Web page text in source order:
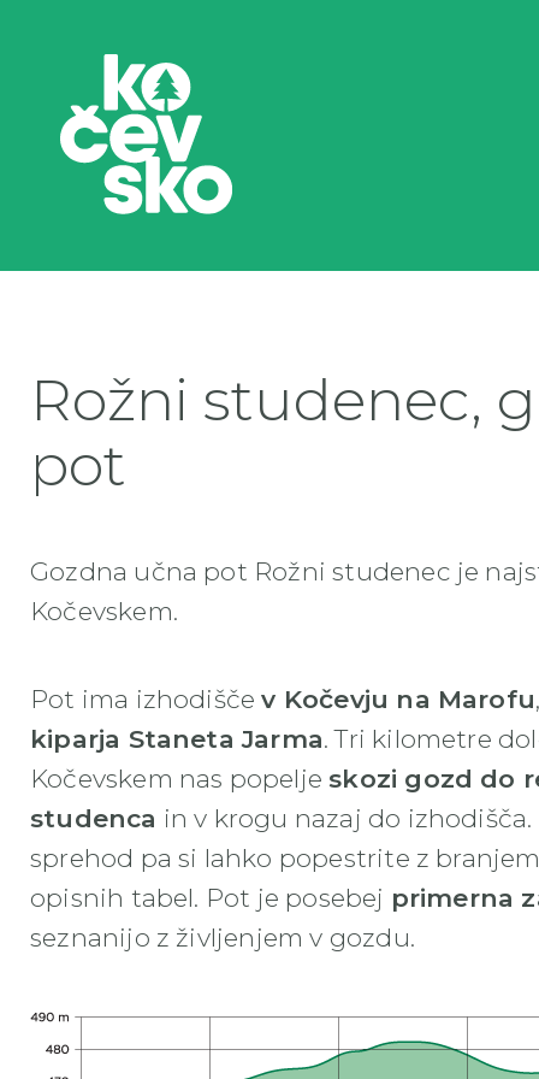
Rožni studenec,
pot
Gozdna učna pot Rožni studenec je
Kočevskem.
Pot ima izhodiščev Kočevju na Marofu
kiparja Staneta Jarma. Tri kilometre
Kočevskem nas popeljeskozi gozd do
studenca in v krogu nazaj do
sprehod pa si lahko popestrite z
opisnih tabel. Pot je posebej primerna
seznanijo z življenjem v gozdu.